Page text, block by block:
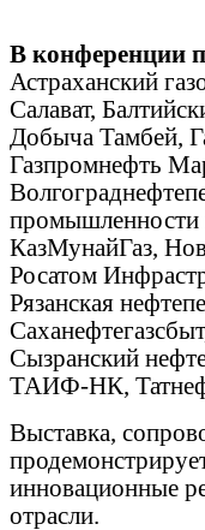
В конференции
Астраханский
Салават,
Добыча Тамбей,
Газпромнефть
промышленности
КазМунайГаз,
Росатом
Рязанская
Сызранский
ТАИФ-НК,
Выставка,
инновационные
отрасли.